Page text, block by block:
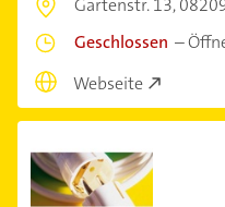
Gartenstr. 13,
Geschlossen –
Webseite